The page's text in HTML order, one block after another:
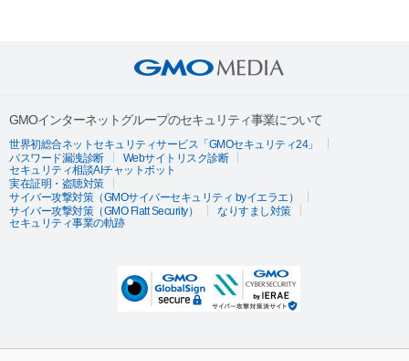
GMOインターネットグループのセキュリティ事業について
世界初総合ネットセキュリティサービス「GMOセキュリティ24」
パスワード漏洩診断
Webサイトリスク診断
セキュリティ相談AIチャットボット
実在証明・盗聴対策
サイバー攻撃対策（GMOサイバーセキュリティ byイエラエ）
サイバー攻撃対策（GMO Flatt Security）
なりすまし対策
セキュリティ事業の軌跡